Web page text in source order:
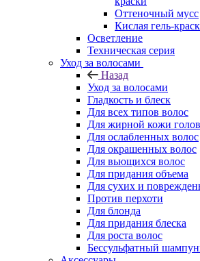
Оттеночный мусс
Кислая гель-
Осветление
Техническая серия
Уход за волосами
Назад
Уход за волосами
Гладкость и блеск
Для всех типов волос
Для жирной кожи
Для ослабленных волос
Для окрашенных волос
Для вьющихся волос
Для придания объема
Для сухих и
Против перхоти
Для блонда
Для придания блеска
Для роста волос
Бессульфатный